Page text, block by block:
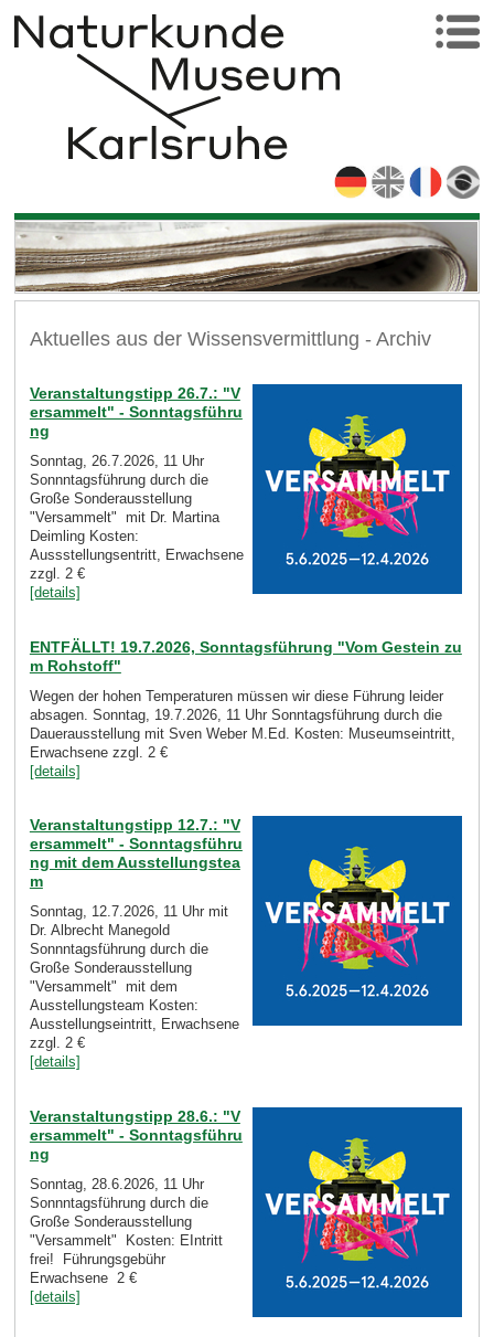
Aktuelles aus der Wissensvermittlung - Archiv
Veranstaltungstipp 26.7.: "V
ersammelt" - Sonntagsführu
ng
Sonntag, 26.7.2026, 11 Uhr
Sonnntagsführung durch die
Große Sonderausstellung
"Versammelt" mit Dr. Martina
Deimling Kosten:
Aussstellungsentritt, Erwachsene
zzgl. 2 €
[details]
ENTFÄLLT! 19.7.2026, Sonntagsführung "Vom Gestein zu
m Rohstoff"
Wegen der hohen Temperaturen müssen wir diese Führung leider
absagen. Sonntag, 19.7.2026, 11 Uhr Sonntagsführung durch die
Dauerausstellung mit Sven Weber M.Ed. Kosten: Museumseintritt,
Erwachsene zzgl. 2 €
[details]
Veranstaltungstipp 12.7.: "V
ersammelt" - Sonntagsführu
ng mit dem Ausstellungstea
m
Sonntag, 12.7.2026, 11 Uhr mit
Dr. Albrecht Manegold
Sonnntagsführung durch die
Große Sonderausstellung
"Versammelt" mit dem
Ausstellungsteam Kosten:
Ausstellungseintritt, Erwachsene
zzgl. 2 €
[details]
Veranstaltungstipp 28.6.: "V
ersammelt" - Sonntagsführu
ng
Sonntag, 28.6.2026, 11 Uhr
Sonnntagsführung durch die
Große Sonderausstellung
"Versammelt" Kosten: EIntritt
frei! Führungsgebühr
Erwachsene 2 €
[details]